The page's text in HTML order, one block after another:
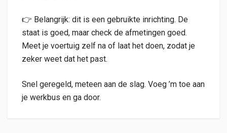
👉 Belangrijk: dit is een gebruikte inrichting. De
staat is goed, maar check de afmetingen goed.
Meet je voertuig zelf na of laat het doen, zodat je
zeker weet dat het past.
Snel geregeld, meteen aan de slag. Voeg ’m toe aan
je werkbus en ga door.